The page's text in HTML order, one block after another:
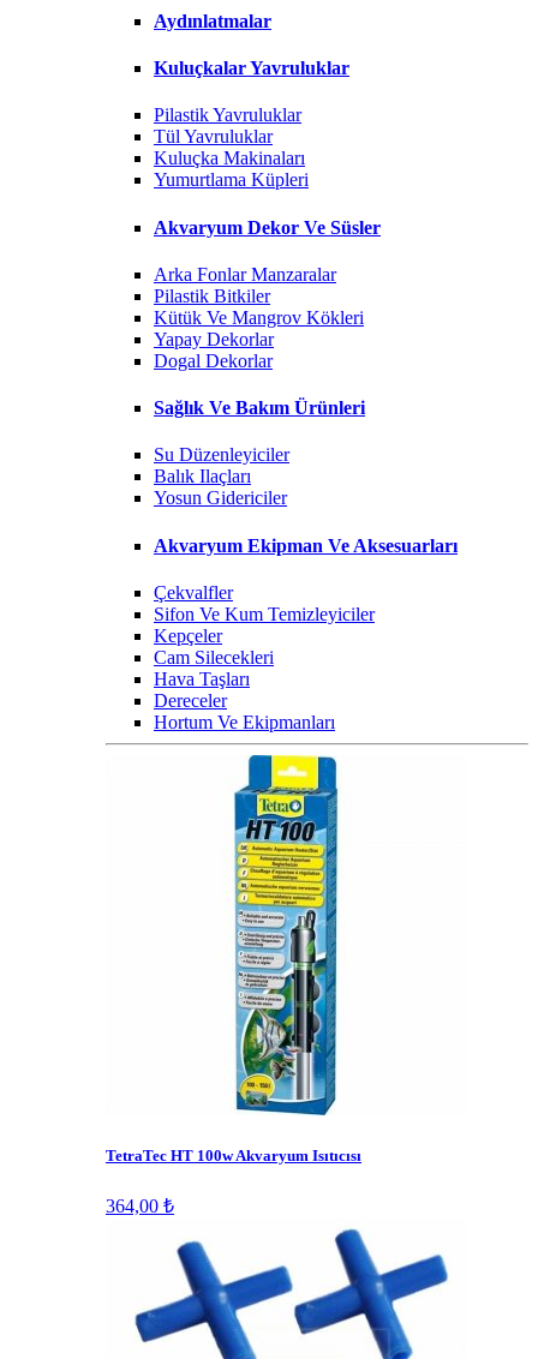
Aydınlatmalar
Kuluçkalar Yavruluklar
Pilastik Yavruluklar
Tül Yavruluklar
Kuluçka Makinaları
Yumurtlama Küpleri
Akvaryum Dekor Ve Süsler
Arka Fonlar Manzaralar
Pilastik Bitkiler
Kütük Ve Mangrov Kökleri
Yapay Dekorlar
Dogal Dekorlar
Sağlık Ve Bakım Ürünleri
Su Düzenleyiciler
Balık Ilaçları
Yosun Gidericiler
Akvaryum Ekipman Ve Aksesuarları
Çekvalfler
Sifon Ve Kum Temizleyiciler
Kepçeler
Cam Silecekleri
Hava Taşları
Dereceler
Hortum Ve Ekipmanları
TetraTec HT 100w Akvaryum Isıtıcısı
364,00 ₺